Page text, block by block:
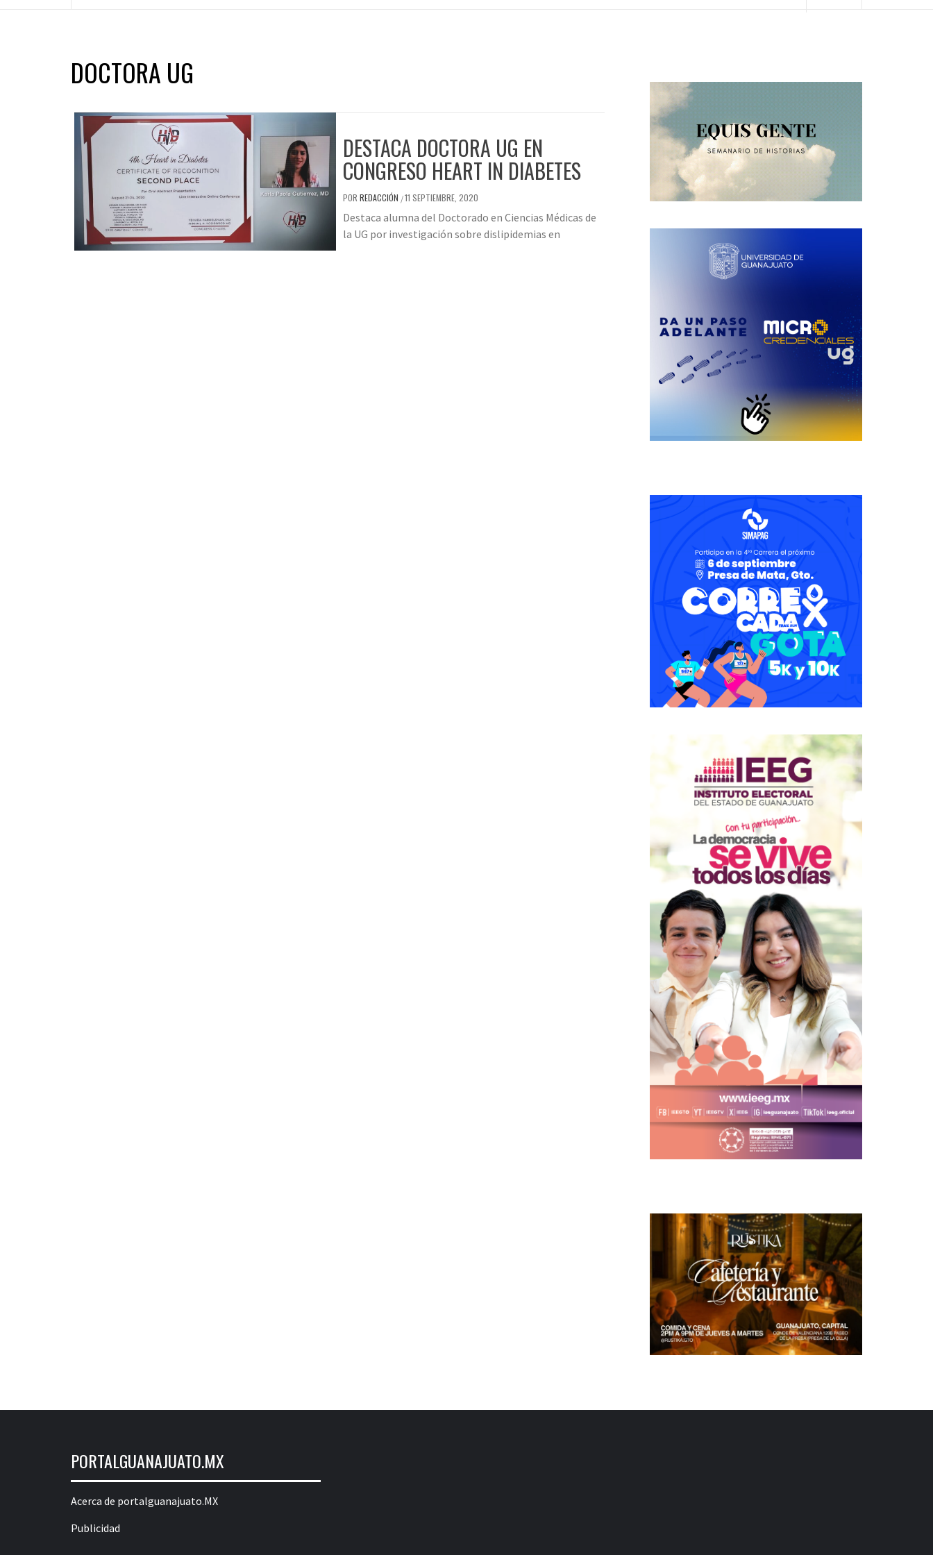
DOCTORA UG
DESTACA DOCTORA UG EN
CONGRESO HEART IN DIABETES
POR REDACCIÓN /11 SEPTIEMBRE, 2020
Destaca alumna del Doctorado en Ciencias Médicas de
la UG por investigación sobre dislipidemias en
PORTALGUANAJUATO.MX
Acerca de portalguanajuato.MX
Publicidad